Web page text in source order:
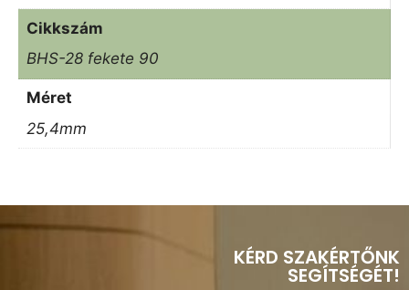
Cikkszám
BHS-28 fekete 90
Méret
25,4mm
KÉRD SZAKÉRTŐNK
SEGÍTSÉGÉT!